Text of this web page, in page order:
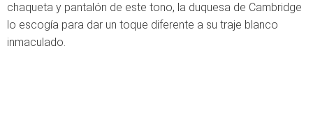
chaqueta y pantalón de este tono, la duquesa de Cambridge
lo escogía para dar un toque diferente a su traje blanco
inmaculado.